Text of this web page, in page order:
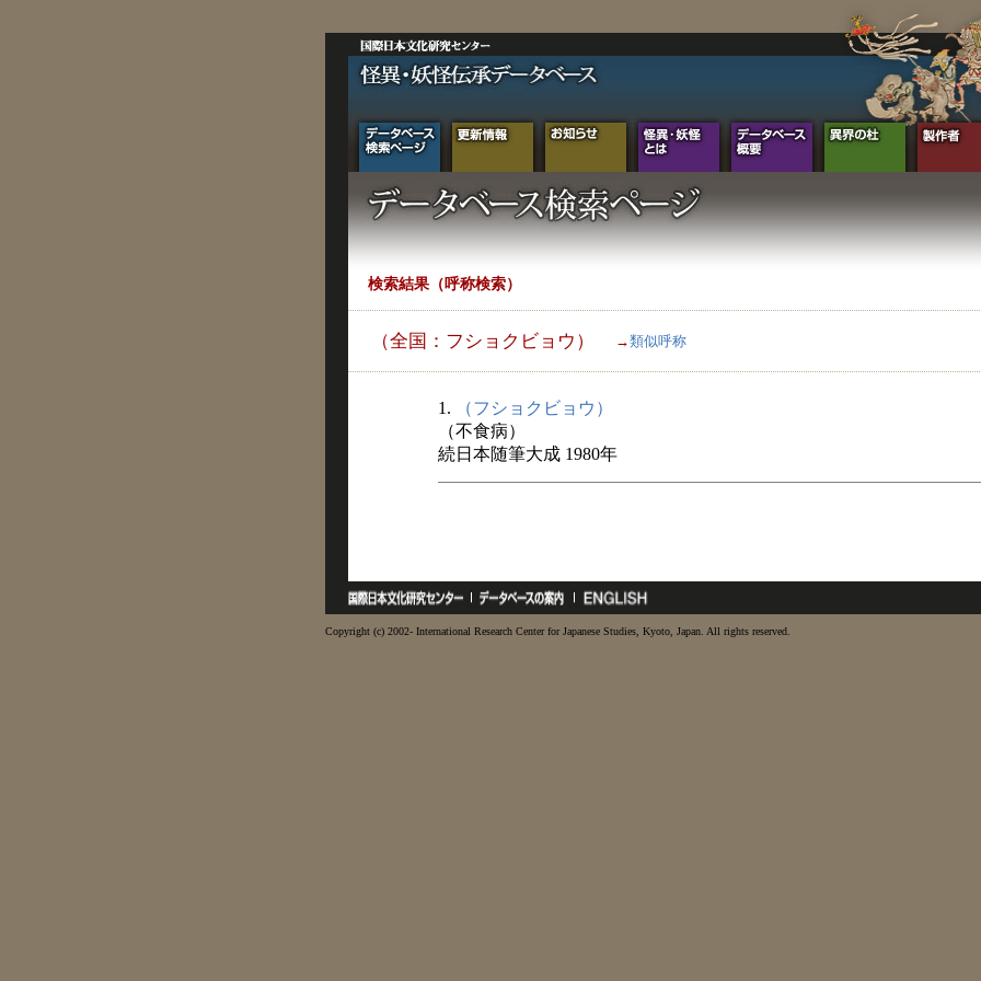
検索結果（呼称検索）
（全国：フショクビョウ） →類似呼称
1.
（フショクビョウ）
（不食病）
続日本随筆大成 1980年
Copyright (c) 2002- International Research Center for Japanese Studies, Kyoto, Japan. All rights reserved.